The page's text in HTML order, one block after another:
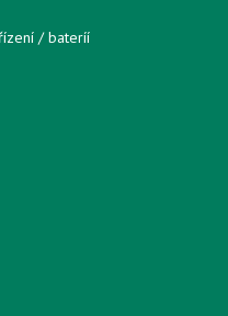
/ bateríí